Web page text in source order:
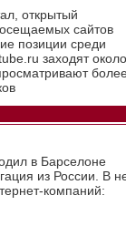
открытый
сайтов
позиции среди
заходят около
в Барселоне
из России. В
компаний: